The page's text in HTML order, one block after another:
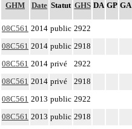
GHM Date Statut GHS DA GP GA
08C561 2014 public 2922
08C561 2014 public 2918
08C561 2014 privé 2922
08C561 2014 privé 2918
08C561 2013 public 2922
08C561 2013 public 2918